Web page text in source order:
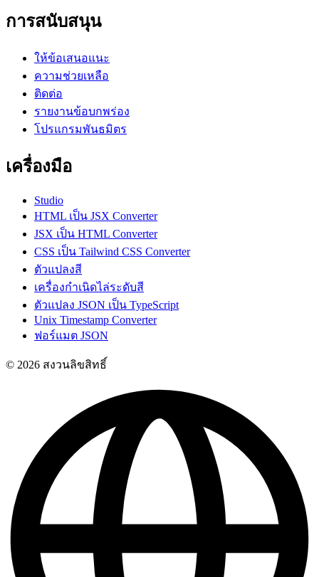
การสนับสนุน
ให้ข้อเสนอแนะ
ความช่วยเหลือ
ติดต่อ
รายงานข้อบกพร่อง
โปรแกรมพันธมิตร
เครื่องมือ
Studio
HTML เป็น JSX Converter
JSX เป็น HTML Converter
CSS เป็น Tailwind CSS Converter
ตัวแปลงสี
เครื่องกำเนิดไล่ระดับสี
ตัวแปลง JSON เป็น TypeScript
Unix Timestamp Converter
ฟอร์แมต JSON
© 2026 สงวนลิขสิทธิ์